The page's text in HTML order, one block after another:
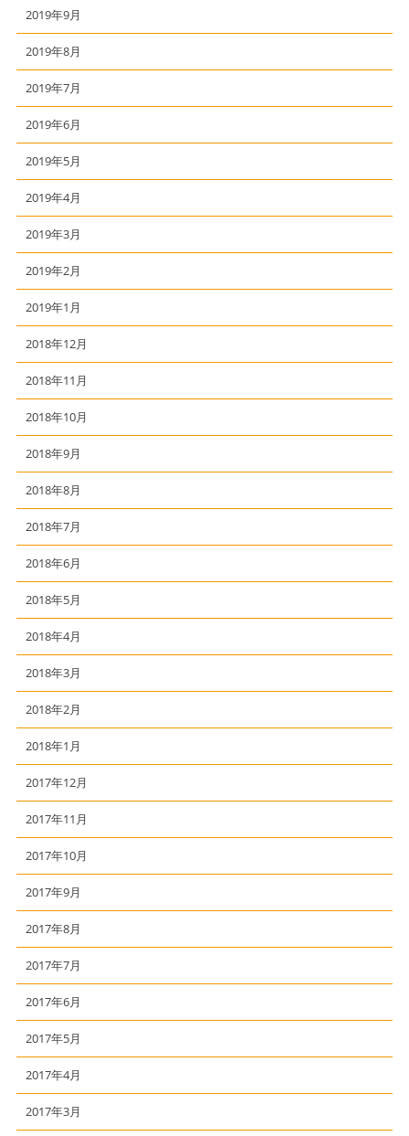
2019年9月
2019年8月
2019年7月
2019年6月
2019年5月
2019年4月
2019年3月
2019年2月
2019年1月
2018年12月
2018年11月
2018年10月
2018年9月
2018年8月
2018年7月
2018年6月
2018年5月
2018年4月
2018年3月
2018年2月
2018年1月
2017年12月
2017年11月
2017年10月
2017年9月
2017年8月
2017年7月
2017年6月
2017年5月
2017年4月
2017年3月